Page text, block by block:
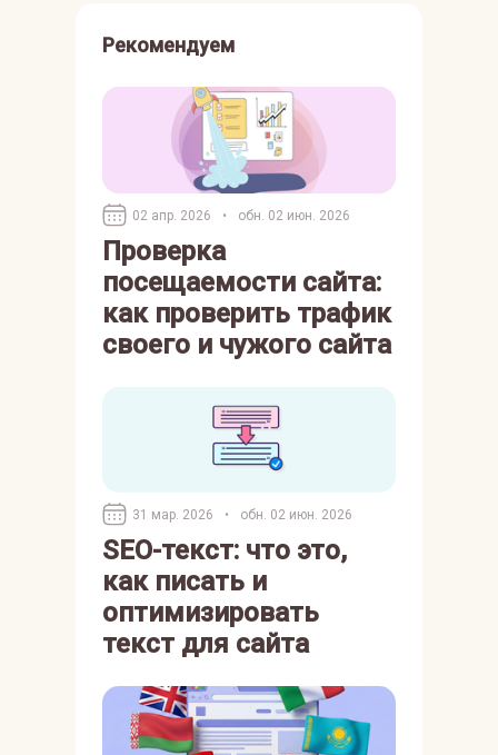
Рекомендуем
02 апр. 2026 • обн. 02 июн. 2026
Проверка
посещаемости сайта:
как проверить трафик
своего и чужого сайта
31 мар. 2026 • обн. 02 июн. 2026
SEO-текст: что это,
как писать и
оптимизировать
текст для сайта